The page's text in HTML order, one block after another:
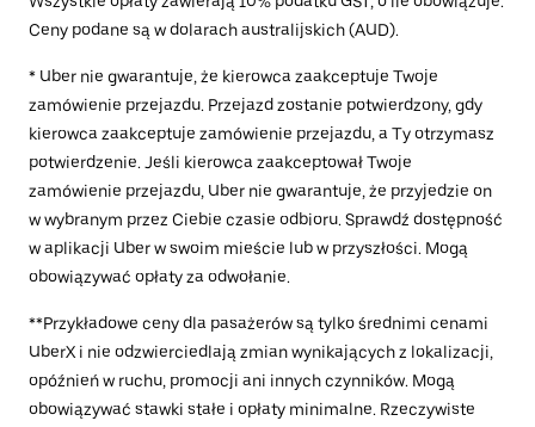
Ceny podane są w dolarach australijskich (AUD).
* Uber nie gwarantuje, że kierowca zaakceptuje Twoje
zamówienie przejazdu. Przejazd zostanie potwierdzony, gdy
kierowca zaakceptuje zamówienie przejazdu, a Ty otrzymasz
potwierdzenie. Jeśli kierowca zaakceptował Twoje
zamówienie przejazdu, Uber nie gwarantuje, że przyjedzie on
w wybranym przez Ciebie czasie odbioru. Sprawdź dostępność
w aplikacji Uber w swoim mieście lub w przyszłości. Mogą
obowiązywać opłaty za odwołanie.
**Przykładowe ceny dla pasażerów są tylko średnimi cenami
UberX i nie odzwierciedlają zmian wynikających z lokalizacji,
opóźnień w ruchu, promocji ani innych czynników. Mogą
obowiązywać stawki stałe i opłaty minimalne. Rzeczywiste